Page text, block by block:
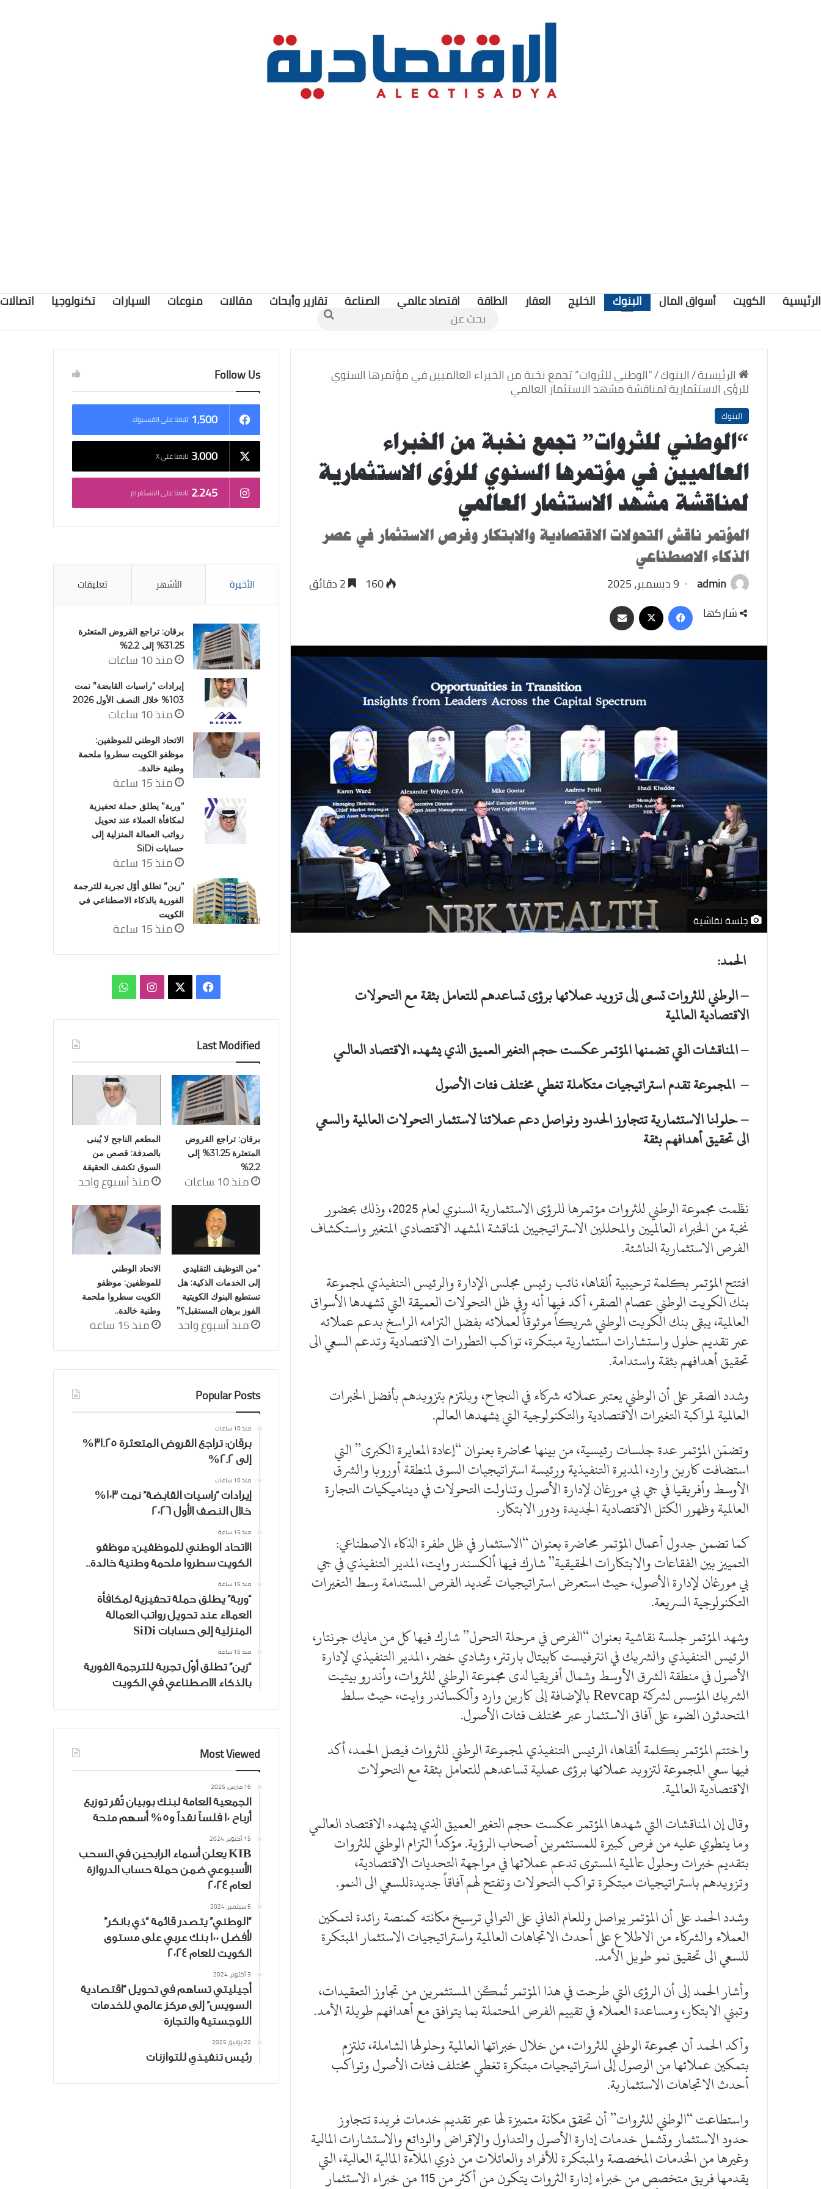
الرئيسية الكويت أسواق المال البنوك الخليج العقار الطاقة اقتصاد عالمي الصناعة تقارير وأبحاث مقالات منوعات السيارات تكنولوجيا اتصالات
بحث
عن
الرئيسية/البنوك/“الوطني للثروات” تجمع نخبة من الخبراء العالميين في مؤتمرها السنوي
للرؤى الاستثمارية لمناقشة مشهد الاستثمار العالمي
البنوك
“الوطني للثروات” تجمع نخبة من الخبراء
العالميين في مؤتمرها السنوي للرؤى الاستثمارية
لمناقشة مشهد الاستثمار العالمي
المؤتمر ناقش التحولات الاقتصادية والابتكار وفرص الاستثمار في عصر
الذكاء الاصطناعي
admin 9 ديسمبر، 2025 160
شاركها
فيسبوك
‫X مشاركة
عبر
البريد
جلسة نقاشية
الحمد:
– الوطني للثروات تسعى إلى تزويد عملائها برؤى تساعدهم للتعامل بثقة مع التحولات
الاقتصادية العالمية
– المناقشات التي تضمنها المؤتمر عكست حجم التغير العميق الذي يشهده الاقتصاد العالمي
– المجموعة تقدم استراتيجيات متكاملة تغطي مختلف فئات الأصول
– حلولنا الاستثمارية تتجاوز الحدود ونواصل دعم عملائنا لاستثمار التحولات العالمية والسعي
الىتحقيق أهدافهم بثقة
نظّمت مجموعة الوطني للثروات مؤتمرها للرؤى الاستثمارية السنوي لعام 2025، وذلك بحضور
نخبة من الخبراء العالميين والمحللين الاستراتيجيين لمناقشة المشهد الاقتصادي المتغير واستكشاف
الفرص الاستثمارية الناشئة.
افتتح المؤتمر بكلمة ترحيبية ألقاها، نائب رئيس مجلس الإدارة والرئيس التنفيذي لمجموعة
بنك الكويت الوطني عصام الصقر، أكد فيها أنه وفي ظل التحولات العميقة التي تشهدها الأسواق
العالمية، يبقى بنك الكويت الوطني شريكاً موثوقاً لعملائه بفضل التزامه الراسخ بدعم عملائه
عبر تقديم حلول واستشارات استثمارية مبتكرة، تواكب التطورات الاقتصادية وتدعم السعي الى
تحقيق أهدافهم بثقة واستدامة.
وشدد الصقر على أن الوطني يعتبر عملائه شركاء في النجاح، ويلتزم بتزويدهم بأفضل الخبرات
العالمية لمواكبة التغيرات الاقتصادية والتكنولوجية التي يشهدها العالم.
وتضمّن المؤتمر عدة جلسات رئيسية، من بينها محاضرة بعنوان “إعادة المعايرة الكبرى” التي
استضافت كارين وارد، المديرة التنفيذية ورئيسة استراتيجيات السوق لمنطقة أوروبا والشرق
الأوسط وأفريقيا في جي بي مورغان لإدارة الأصول وتناولت التحولات في ديناميكيات التجارة
العالمية وظهور الكتل الاقتصادية الجديدة ودور الابتكار.
كما تضمن جدول أعمال المؤتمر محاضرة بعنوان “الاستثمار في ظل طفرة الذكاء الاصطناعي:
التمييز بين الفقاعات والابتكارات الحقيقية” شارك فيها ألكسندر وايت، المدير التنفيذي في جي
بي مورغان لإدارة الأصول، حيث استعرض استراتيجيات تحديد الفرص المستدامة وسط التغيرات
التكنولوجية السريعة.
وشهد المؤتمر جلسة نقاشية بعنوان “الفرص في مرحلة التحول” شارك فيها كل من مايك جونتار،
الرئيس التنفيذي والشريك في انترفيست كابيتال بارتنر، وشادي خضر، المدير التنفيذي لإدارة
الأصول في منطقة الشرق الأوسط وشمال أفريقيا لدى مجموعة الوطني للثروات، وأندرو بيتيت
الشريك المؤسس لشركة Revcap بالإضافة إلى كارين وارد وألكساندر وايت، حيث سلط
المتحدثون الضوء على آفاق الاستثمار عبر مختلف فئات الأصول.
واختتم المؤتمر بكلمة ألقاها، الرئيس التنفيذي لمجموعة الوطني للثروات فيصل الحمد، أكد
فيها سعي المجموعة لتزويد عملائها برؤى عملية تساعدهم للتعامل بثقة مع التحولات
الاقتصادية العالمية.
وقال إن المناقشات التي شهدها المؤتمر عكست حجم التغير العميق الذي يشهده الاقتصاد العالمي
وما ينطوي عليه من فرص كبيرة للمستثمرين أصحاب الرؤية. مؤكداً التزام الوطني للثروات
بتقديم خبرات وحلول عالمية المستوى تدعم عملائها في مواجهة التحديات الاقتصادية،
وتزويدهم باستراتيجيات مبتكرة تواكب التحولات وتفتح لهم آفاقاً جديدةللسعي الى النمو.
وشدد الحمد على أن المؤتمر يواصل وللعام الثاني على التوالي ترسيخ مكانته كمنصة رائدة لتمكين
العملاء والشركاء من الاطلاع على أحدث الاتجاهات العالمية واستراتيجيات الاستثمار المبتكرة
للسعي الى تحقيق نمو طويل الأمد.
وأشار الحمد إلى أن الرؤى التي طرحت في هذا المؤتمر تُمكّن المستثمرين من تجاوز التعقيدات،
وتبني الابتكار، ومساعدة العملاء في تقييم الفرص المحتملة بما يتوافق مع أهدافهم طويلة الأمد.
وأكد الحمد أن مجموعة الوطني للثروات، من خلال خبراتها العالمية وحلولها الشاملة، تلتزم
بتمكين عملائها من الوصول إلى استراتيجيات مبتكرة تغطي مختلف فئات الأصول وتواكب
أحدث الاتجاهات الاستثمارية.
واستطاعت “الوطني للثروات” أن تحقق مكانة متميزة لها عبر تقديم خدمات فريدة تتجاوز
حدود الاستثمار وتشمل خدمات إدارة الأصول والتداول والإقراض والودائع والاستشارات المالية
وغيرها من الخدمات المخصصة والمبتكرة للأفراد والعائلات من ذوي الملاءة المالية العالية، التي
يقدمها فريق متخصص من خبراء إدارة الثروات يتكون من أكثر من 115 من خبراء الاستثمار
Follow Us
1٬500 تابعنا على الفيسبوك
3٬000 تابعنا على X
2٬245 تابعنا على الانستغرام
الأخيرة الأشهر تعليقات
برقان: تراجع القروض المتعثرة
31.25% إلى 2.2%
منذ 10 ساعات
إيرادات “راسيات القابضة” نمت
103% خلال النصف الأول 2026
منذ 10 ساعات
الاتحاد الوطني للموظفين:
موظفو الكويت سطروا ملحمة
وطنية خالدة..
منذ 15 ساعة
“وربة” يطلق حملة تحفيزية
لمكافأة العملاء عند تحويل
رواتب العمالة المنزلية إلى
حسابات SiDi
منذ 15 ساعة
“زين” تطلق أوّل تجربة للترجمة
الفورية بالذكاء الاصطناعي في
الكويت
منذ 15 ساعة
فيسبوك انستقرامواتساب
Last Modified
برقان: تراجع القروض
المتعثرة 31.25% إلى
2.2%
منذ 10 ساعات
المطعم الناجح لا يُبنى
بالصدفة: قصص من
السوق تكشف الحقيقة
منذ أسبوع واحد
“من التوظيف التقليدي
إلى الخدمات الذكية: هل
تستطيع البنوك الكويتية
الفوز برهان المستقبل؟”
منذ أسبوع واحد
الاتحاد الوطني
للموظفين: موظفو
الكويت سطروا ملحمة
وطنية خالدة..
منذ 15 ساعة
Popular Posts
منذ 10 ساعات
برقان: تراجع القروض المتعثرة 31.25%
إلى 2.2%
منذ 10 ساعات
إيرادات “راسيات القابضة” نمت 103%
خلال النصف الأول 2026
منذ 15 ساعة
الاتحاد الوطني للموظفين: موظفو
الكويت سطروا ملحمة وطنية خالدة..
منذ 15 ساعة
“وربة” يطلق حملة تحفيزية لمكافأة
العملاء عند تحويل رواتب العمالة
المنزلية إلى حسابات SiDi
منذ 15 ساعة
“زين” تطلق أوّل تجربة للترجمة الفورية
بالذكاء الاصطناعي في الكويت
Most Viewed
16 مارس، 2025
الجمعية العامة لبنك بوبيان تُقر توزيع
أرباح 10 فلساً نقداً و5% أسهم منحة
15 أكتوبر، 2024
KIB يعلن أسماء الرابحين في السحب
الأسبوعي ضمن حملة حساب الدروازة
لعام 2024
5 سبتمبر، 2024
“الوطني” يتصدر قائمة “ذي بانكر”
لأفضل 100 بنك عربي على مستوى
الكويت للعام 2024
3 أكتوبر، 2024
أجيليتي تساهم في تحويل “اقتصادية
السويس” إلى مركز عالمي للخدمات
اللوجستية والتجارة
22 يونيو، 2025
رئيس تنفيذي للتوازنات